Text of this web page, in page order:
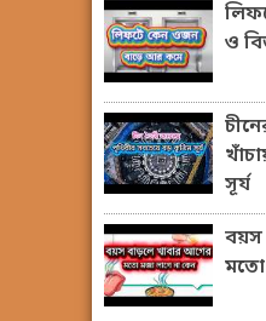
ও
সূর্য
বয়স
মতো